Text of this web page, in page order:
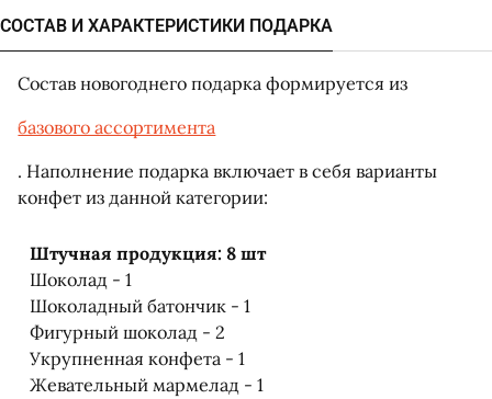
СОСТАВ И ХАРАКТЕРИСТИКИ ПОДАРКА
Состав новогоднего подарка формируется из
базового ассортимента
. Наполнение подарка включает в себя варианты
конфет из данной категории:
Штучная продукция: 8 шт
Шоколад - 1
Шоколадный батончик - 1
Фигурный шоколад - 2
Укрупненная конфета - 1
Жевательный мармелад - 1